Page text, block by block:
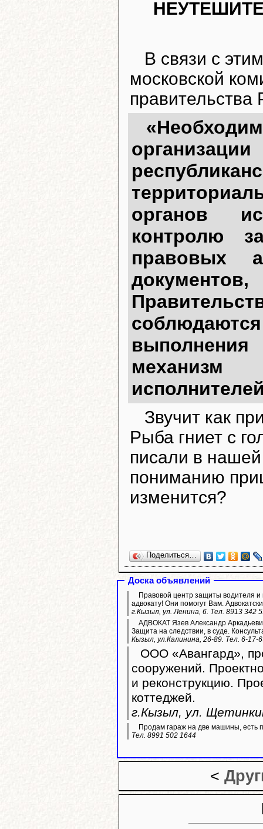
В связи с
московской
органов
контролю
правовых
механизм
Звучит как
Рыба гниет с
писали в нашей
пониманию
изменится?
Поделиться…
Доска объявлений
Правовой центр защиты водителя
адвокату! Они помогут Вам.
г.Кызыл, ул. Ленина, 6. Тел. 8913 342
АДВОКАТ Язев Александр
Защита на следствии, в суде.
Кызыл, ул.Калинина, 26-89. Тел. 6-17-
ООО «Авангард»,
сооружений.
и реконструкцию.
коттеджей.
г.Кызыл, ул.
Продам гараж на две машины, есть
Тел. 8991 502 1644
<